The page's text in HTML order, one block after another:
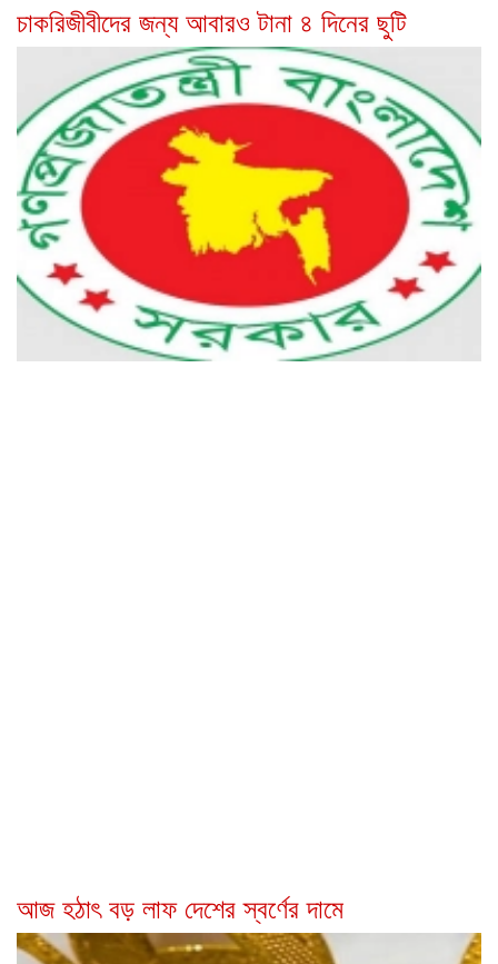
চাকরিজীবীদের জন্য আবারও টানা ৪ দিনের ছুটি
আজ হঠাৎ বড় লাফ দেশের স্বর্ণের দামে